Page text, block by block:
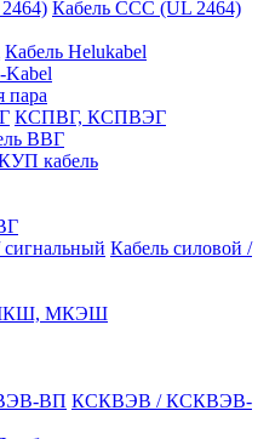
Кабель CCC (UL 2464)
Кабель Helukabel
пара
КСПВГ, КСПВЭГ
ВВГ
кабель
Кабель силовой /
МКЭШ
КСКВЭВ / КСКВЭВ-